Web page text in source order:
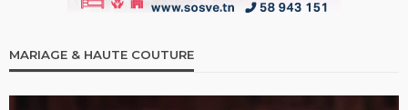
MARIAGE & HAUTE COUTURE